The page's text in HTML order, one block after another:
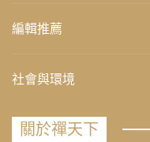
編輯推薦
社會與環境
關於禪天下